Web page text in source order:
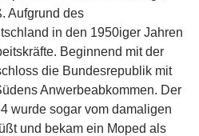
Aufgrund des
in den 1950iger Jahren
Beginnend mit der
die Bundesrepublik mit
Anwerbeabkommen. Der
wurde sogar vom damaligen
und bekam ein Moped als